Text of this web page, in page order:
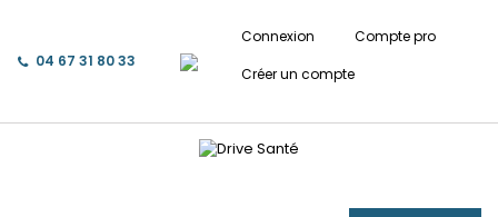
04 67 31 80 33
Connexion
Créer un compte
Compte pro